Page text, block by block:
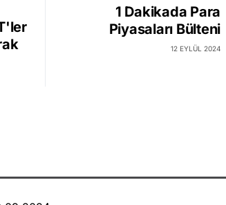
1 Dakikada Para
Piyasaları Bülteni
12 EYLÜL 2024